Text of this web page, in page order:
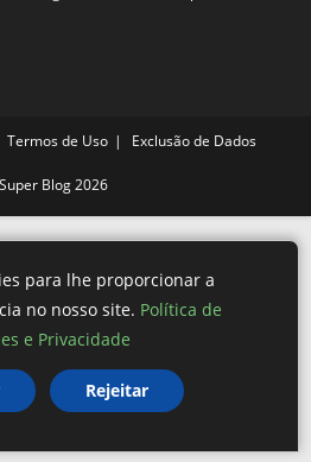
Termos de Uso Exclusão de Dados
Super Blog2026
para lhe proporcionar a
no nosso site. Política de
e Privacidade
Rejeitar